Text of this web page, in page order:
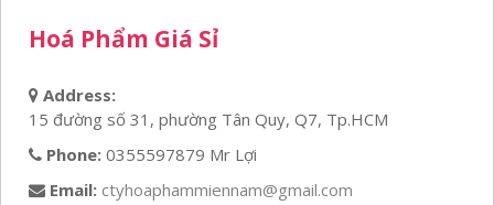
Hoá Phẩm Giá Sỉ
Address:
15 đường số 31, phường Tân Quy, Q7, Tp.HCM
Phone: 0355597879 Mr Lợi
Email: ctyhoaphammiennam@gmail.com